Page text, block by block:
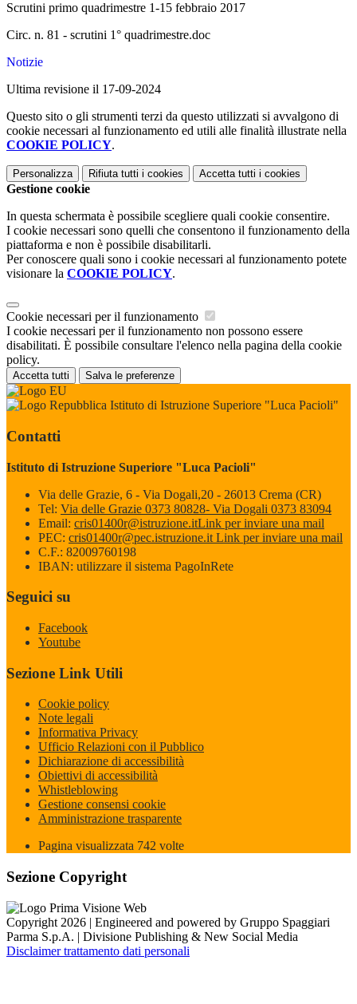
Scrutini primo quadrimestre 1-15 febbraio 2017
Circ. n. 81 - scrutini 1° quadrimestre.doc
Notizie
Ultima revisione il 17-09-2024
Questo sito o gli strumenti terzi da questo utilizzati si avvalgono di
cookie necessari al funzionamento ed utili alle finalità illustrate nella
COOKIE POLICY.
Personalizza Rifiuta tutti i cookies Accetta tutti i cookies
Gestione cookie
In questa schermata è possibile scegliere quali cookie consentire.
I cookie necessari sono quelli che consentono il funzionamento della
piattaforma e non è possibile disabilitarli.
Per conoscere quali sono i cookie necessari al funzionamento potete
visionare la COOKIE POLICY.
Cookie necessari per il funzionamento
I cookie necessari per il funzionamento non possono essere
disabilitati. È possibile consultare l'elenco nella pagina della cookie
policy.
Accetta tutti Salva le preferenze
Istituto di Istruzione Superiore "Luca Pacioli"
Contatti
Istituto di Istruzione Superiore "Luca Pacioli"
Via delle Grazie, 6 - Via Dogali,20 - 26013 Crema (CR)
Tel: Via delle Grazie 0373 80828- Via Dogali 0373 83094
Email: cris01400r@istruzione.itLink per inviare una mail
PEC: cris01400r@pec.istruzione.it Link per inviare una mail
C.F.: 82009760198
IBAN: utilizzare il sistema PagoInRete
Seguici su
Facebook
Youtube
Sezione Link Utili
Cookie policy
Note legali
Informativa Privacy
Ufficio Relazioni con il Pubblico
Dichiarazione di accessibilità
Obiettivi di accessibilità
Whistleblowing
Gestione consensi cookie
Amministrazione trasparente
Pagina visualizzata 742 volte
Sezione Copyright
Copyright 2026 | Engineered and powered by Gruppo Spaggiari
Parma S.p.A. | Divisione Publishing & New Social Media
Disclaimer trattamento dati personali